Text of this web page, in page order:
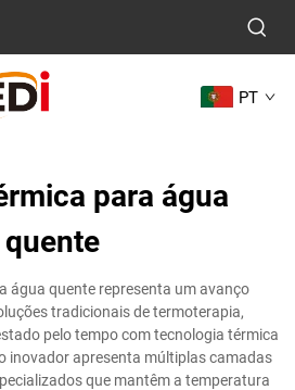
PT
para água
quente
água quente representa um avanço
tradicionais de termoterapia,
pelo tempo com tecnologia térmica
inovador apresenta múltiplas camadas
que mantêm a temperatura